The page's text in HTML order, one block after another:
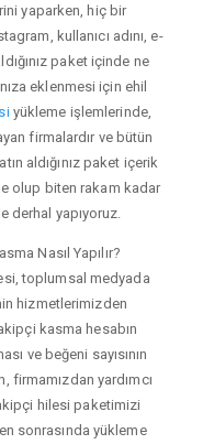
yaparken, hiç bir
kullanıcı adını, e-
paket içinde ne
eklenmesi için ehil
yükleme işlemlerinde,
firmalardır ve bütün
aldığınız paket içerik
olup biten rakam kadar
derhal yapıyoruz.
Nasıl Yapılır?
toplumsal medyada
hizmetlerimizden
kasma hesabın
ve beğeni sayısının
firmamızdan yardımcı
hilesi paketimizi
sonrasında yükleme